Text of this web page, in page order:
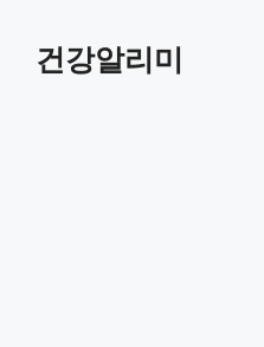
건강알리미